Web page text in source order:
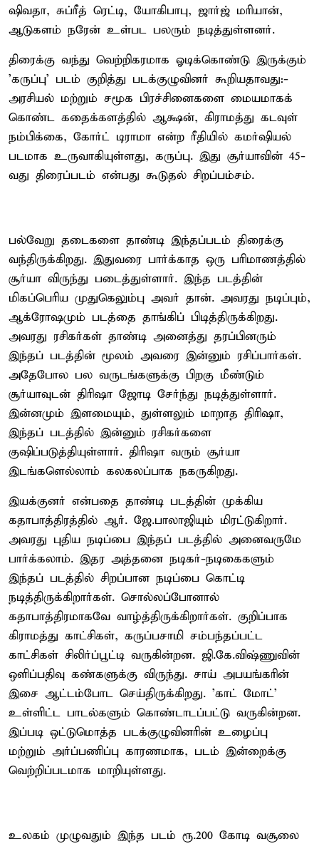
ஷிவதா, சுப்ரீத் ரெட்டி, யோகிபாபு, ஜார்ஜ் மரியான்,
ஆடுகளம் நரேன் உள்பட பலரும் நடித்துள்ளனர்.
திரைக்கு வந்து வெற்றிகரமாக ஓடிக்கொண்டு இருக்கும்
'கருப்பு' படம் குறித்து படக்குழுவினர் கூறியதாவது:-
அரசியல் மற்றும் சமூக பிரச்சினைகளை மையமாகக்
கொண்ட கதைக்களத்தில் ஆக்ஷன், கிராமத்து கடவுள்
நம்பிக்கை, கோர்ட் டிராமா என்ற ரீதியில் கமர்ஷியல்
படமாக உருவாகியுள்ளது, கருப்பு. இது சூர்யாவின் 45-
வது திரைப்படம் என்பது கூடுதல் சிறப்பம்சம்.
பல்வேறு தடைகளை தாண்டி இந்தப்படம் திரைக்கு
வந்திருக்கிறது. இதுவரை பார்க்காத ஒரு பரிமாணத்தில்
சூர்யா விருந்து படைத்துள்ளார். இந்த படத்தின்
மிகப்பெரிய முதுகெலும்பு அவர் தான். அவரது நடிப்பும்,
ஆக்ரோஷமும் படத்தை தாங்கிப் பிடித்திருக்கிறது.
அவரது ரசிகர்கள் தாண்டி அனைத்து தரப்பினரும்
இந்தப் படத்தின் மூலம் அவரை இன்னும் ரசிப்பார்கள்.
அதேபோல பல வருடங்களுக்கு பிறகு மீண்டும்
சூர்யாவுடன் திரிஷா ஜோடி சேர்ந்து நடித்துள்ளார்.
இன்னமும் இளமையும், துள்ளலும் மாறாத திரிஷா,
இந்தப் படத்தில் இன்னும் ரசிகர்களை
குஷிப்படுத்தியுள்ளார். திரிஷா வரும் சூர்யா
இடங்களெல்லாம் கலகலப்பாக நகருகிறது.
இயக்குனர் என்பதை தாண்டி படத்தின் முக்கிய
கதாபாத்திரத்தில் ஆர். ஜே.பாலாஜியும் மிரட்டுகிறார்.
அவரது புதிய நடிப்பை இந்தப் படத்தில் அனைவருமே
பார்க்கலாம். இதர அத்தனை நடிகர்-நடிகைகளும்
இந்தப் படத்தில் சிறப்பான நடிப்பை கொட்டி
நடித்திருக்கிறார்கள். சொல்லப்போனால்
கதாபாத்திரமாகவே வாழ்த்திருக்கிறார்கள். குறிப்பாக
கிராமத்து காட்சிகள், கருப்பசாமி சம்பந்தப்பட்ட
காட்சிகள் சிலிர்ப்பூட்டி வருகின்றன. ஜி.கே.விஷ்ணுவின்
ஒளிப்பதிவு கண்களுக்கு விருந்து. சாய் அபயங்கரின்
இசை ஆட்டம்போட செய்திருக்கிறது. 'காட் மோட்'
உள்ளிட்ட பாடல்களும் கொண்டாடப்பட்டு வருகின்றன.
இப்படி ஒட்டுமொத்த படக்குழுவினரின் உழைப்பு
மற்றும் அர்ப்பணிப்பு காரணமாக, படம் இன்றைக்கு
வெற்றிப்படமாக மாறியுள்ளது.
உலகம் முழுவதும் இந்த படம் ரூ.200 கோடி வசூலை